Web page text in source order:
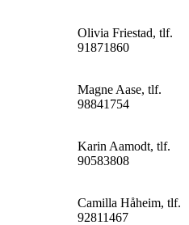
Olivia Friestad, tlf.
91871860
Magne Aase, tlf.
98841754
Karin Aamodt, tlf.
90583808
Camilla Håheim, tlf.
92811467